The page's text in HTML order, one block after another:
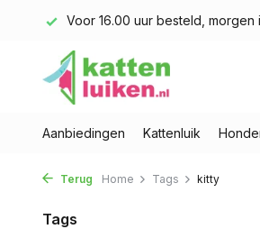
Voor 16.00 uur besteld, morgen
Aanbiedingen Kattenluik
Terug Home Tags kitty
Tags